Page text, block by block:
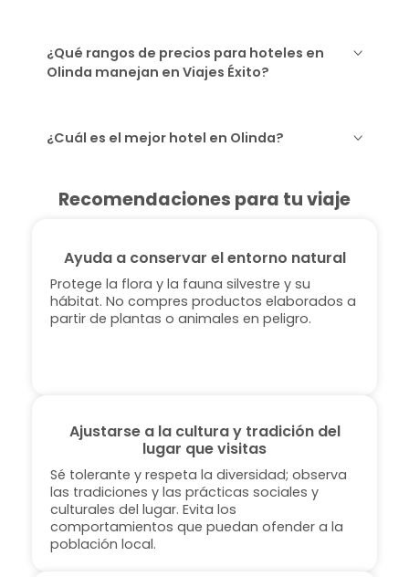
¿Qué rangos de precios para hoteles en
Olinda manejan en Viajes Éxito?
¿Cuál es el mejor hotel en Olinda?
Recomendaciones para tu viaje
Ayuda a conservar el entorno natural
Protege la flora y la fauna silvestre y su
hábitat. No compres productos elaborados a
partir de plantas o animales en peligro.
Ajustarse a la cultura y tradición del
lugar que visitas
Sé tolerante y respeta la diversidad; observa
las tradiciones y las prácticas sociales y
culturales del lugar. Evita los
comportamientos que puedan ofender a la
población local.